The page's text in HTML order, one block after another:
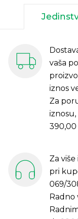
vaša
iznos
Za
390,00
Za
pri
069/
Radno